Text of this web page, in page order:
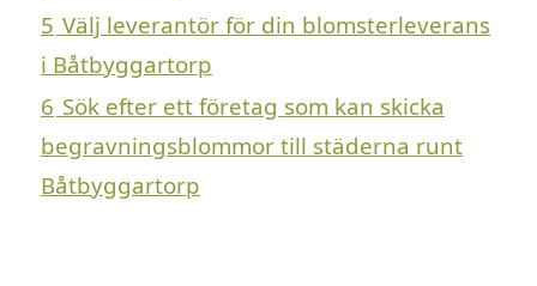
5 Välj leverantör för din blomsterleverans
i Båtbyggartorp
6 Sök efter ett företag som kan skicka
begravningsblommor till städerna runt
Båtbyggartorp